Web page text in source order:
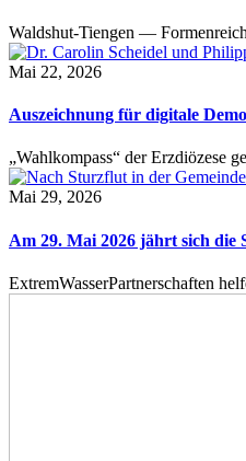
Waldshut-Tiengen —
Mai 22, 2026
Auszeichnung für digitale
„Wahlkompass“ der Erzdiözese
Mai 29, 2026
Am 29. Mai 2026 jährt sich
ExtremWasserPartnerschaften